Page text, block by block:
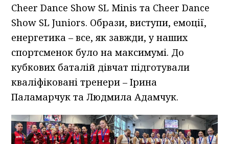
Cheer Dance Show SL Minis та Cheer Dance
Show SL Juniors. Образи, виступи, емоції,
енергетика – все, як завжди, у наших
спортсменок було на максимумі. До
кубкових баталій дівчат підготували
кваліфіковані тренери – Ірина
Паламарчук та Людмила Адамчук.